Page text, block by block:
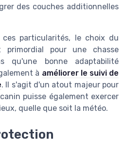
des couches additionnelles
particularités, le choix du
primordial pour une chasse
qu'une bonne adaptabilité
à améliorer le suivi de
. Il s'agit d'un atout majeur pour
puisse également exercer
quelle que soit la météo.